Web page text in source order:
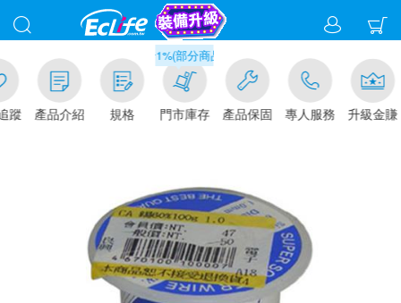
蹤 產品介紹 規格
滿千元門市取貨現折1%(部分商品不適用)-請點我看
門市庫存 產品保固 專人服務 升級金賺